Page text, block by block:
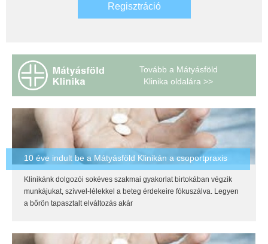
Regisztráció
Tovább a Mátyásföld
Klinika oldalára >>
10 éve indult be a Mátyásföld Klinikán a csoportpraxis
Klinikánk dolgozói sokéves szakmai gyakorlat birtokában végzik
munkájukat, szívvel-lélekkel a beteg érdekeire fókuszálva. Legyen
a bőrön tapasztalt elváltozás akár